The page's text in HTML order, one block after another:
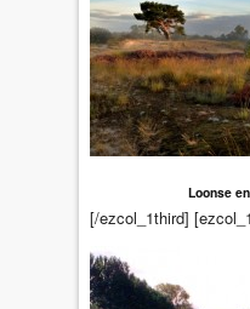
Loonse
[/ezcol_1third]